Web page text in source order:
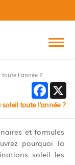
toute l'année ?
toute l'année ?
et formules
pourquoi la
soleil les